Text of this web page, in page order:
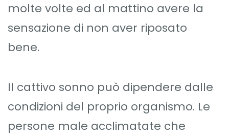
molte volte ed al mattino avere la
sensazione di non aver riposato
bene.
Il cattivo sonno può dipendere dalle
condizioni del proprio organismo. Le
persone male acclimatate che